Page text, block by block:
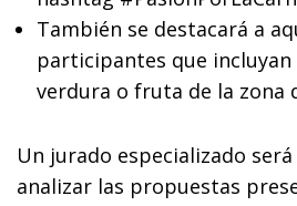
También se destacará a
participantes que
verdura o fruta de la zona
Un jurado especializado
analizar las propuestas